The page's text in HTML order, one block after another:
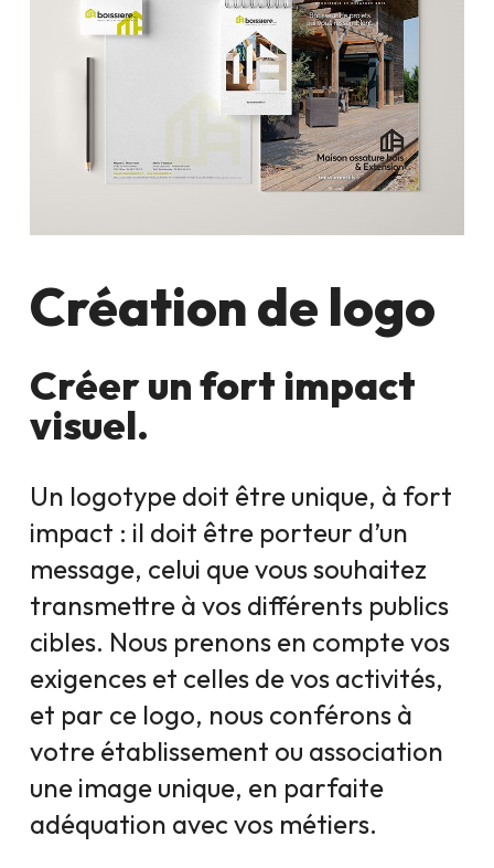
Création de logo
Créer un fort impact
visuel.
Un logotype doit être unique, à fort
impact : il doit être porteur d’un
message, celui que vous souhaitez
transmettre à vos différents publics
cibles. Nous prenons en compte vos
exigences et celles de vos activités,
et par ce logo, nous conférons à
votre établissement ou association
une image unique, en parfaite
adéquation avec vos métiers.